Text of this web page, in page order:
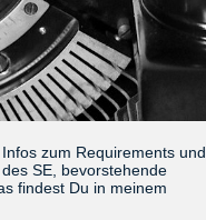
zum Requirements und
SE, bevorstehende
findest Du in meinem